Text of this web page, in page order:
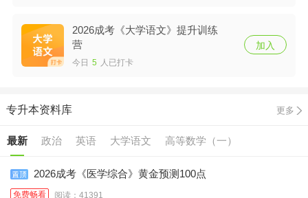
2026成考《大学语文》提升训练
营
今日 5 人已打卡
加入
专升本资料库 更多
最新 政治 英语 大学语文 高等数学（一）
高等数学（二） 民法 教育理论 艺术概论
2026成考《医学综合》黄金预测100点
免费畅看 阅读：41391